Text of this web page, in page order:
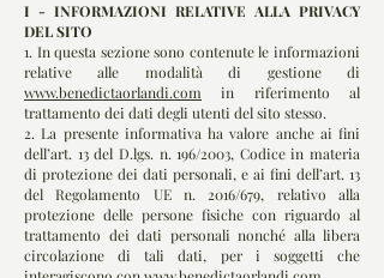
I - INFORMAZIONI RELATIVE ALLA PRIVACY
DEL SITO
1. In questa sezione sono contenute le informazioni
relative alle modalità di gestione di
www.benedictaorlandi.com in riferimento al
trattamento dei dati degli utenti del sito stesso.
2. La presente informativa ha valore anche ai fini
dell’art. 13 del D.lgs. n. 196/2003, Codice in materia
di protezione dei dati personali, e ai fini dell’art. 13
del Regolamento UE n. 2016/679, relativo alla
protezione delle persone fisiche con riguardo al
trattamento dei dati personali nonché alla libera
circolazione di tali dati, per i soggetti che